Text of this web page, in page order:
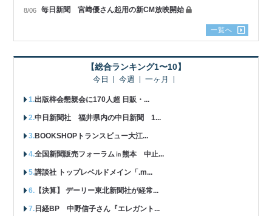
8/06 毎日新聞 宮﨑優さん起用の新CM放映開始
一覧へ
【総合ランキング1〜10】
今日 今週 一ヶ月
出版梓会懇親会に170人超 日販・...
中日新聞社 福井県内の中日新聞 1...
BOOKSHOPトランスビュー大江...
全国新聞販売フォーラム㏌熊本 中止...
講談社 トップレベルドメイン「.m...
【決算】 デーリー東北新聞社が経常...
日経BP 中野信子さん『エレガント...